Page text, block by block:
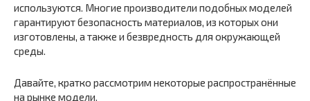
используются. Многие производители подобных моделей
гарантируют безопасность материалов, из которых они
изготовлены, а также и безвредность для окружающей
среды.
Давайте, кратко рассмотрим некоторые распространённые
на рынке модели.